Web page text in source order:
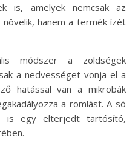
is, amelyek nemcsak az
hanem a termék ízét
módszer a zöldségek
a nedvességet vonja el a
hatással van a mikrobák
a romlást. A só
is egy elterjedt tartósító,